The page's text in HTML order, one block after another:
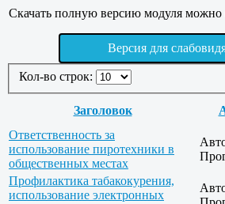
Скачать полную версию модуля можно
Версия для
Кол-во строк:
Заголовок
Ответственность за
использование пиротехники в
общественных местах
Профилактика табакокурения,
использование электронных